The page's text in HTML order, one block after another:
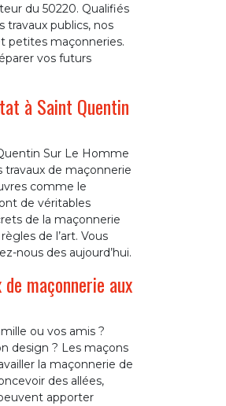
du 50220. Qualifiés
publics, nos
petites maçonneries.
vos futurs
à Saint Quentin
Sur Le Homme
travaux de maçonnerie
comme le
de véritables
de la maçonnerie
de l’art. Vous
nous des aujourd’hui.
maçonnerie aux
ou vos amis ?
design ? Les maçons
la maçonnerie de
des allées,
apporter